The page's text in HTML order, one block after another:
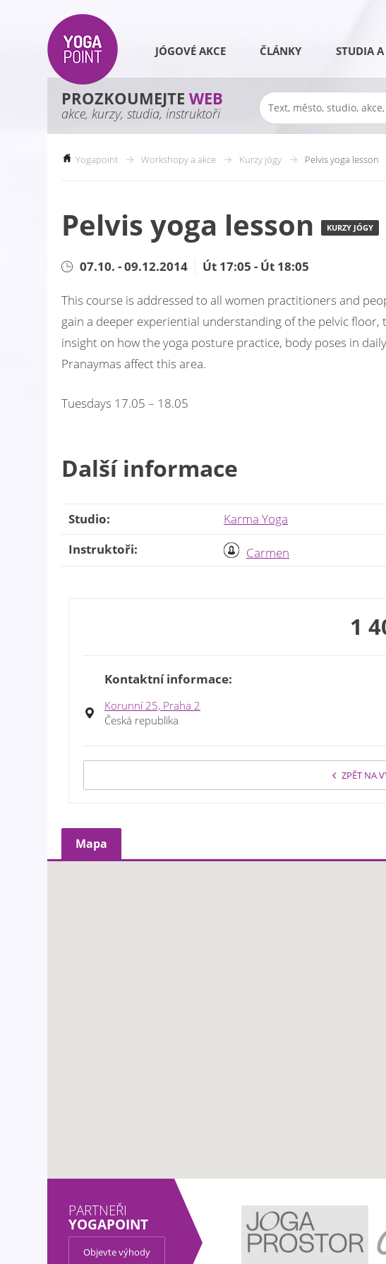
JÓGOVÉ AKCE ČLÁNKY STUDIA
PROZKOUMEJTE WEB
akce, kurzy, studia, instruktoři
Yogapoint Workshopy a akce Kurzy jógy Pelvis yoga lesson
Pelvis yoga lesson KURZY JÓGY
07.10. - 09.12.2014 Út 17:05 - Út 18:05
This course is addressed to all women practitioners and
gain a deeper experiential understanding of the pelvic
insight on how the yoga posture practice, body poses in
Pranaymas affect this area.
Tuesdays 17.05 – 18.05
Další informace
Studio:
Karma Yoga
Instruktoři:
Carmen
1
Kontaktní informace:
Korunní 25, Praha 2
Česká republika
ZPĚT NA
Mapa
PARTNEŘI
YOGAPOINT
Objevte výhody